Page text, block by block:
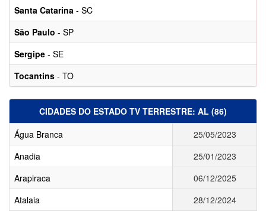
Santa Catarina - SC
São Paulo - SP
Sergipe - SE
Tocantins - TO
CIDADES DO ESTADO TV TERRESTRE: AL (86)
Água Branca
25/05/2023
Anadia
25/01/2023
Arapiraca
06/12/2025
Atalaia
28/12/2024